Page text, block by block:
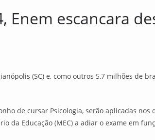
Enem escancara
(SC) e, como outros 5,7 milhões de
de cursar Psicologia, serão aplicadas
da Educação (MEC) a adiar o exame em